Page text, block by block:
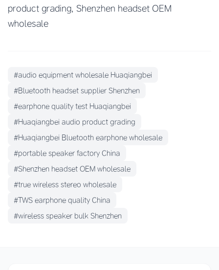
product grading, Shenzhen headset OEM
wholesale
#audio equipment wholesale Huaqiangbei
#Bluetooth headset supplier Shenzhen
#earphone quality test Huaqiangbei
#Huaqiangbei audio product grading
#Huaqiangbei Bluetooth earphone wholesale
#portable speaker factory China
#Shenzhen headset OEM wholesale
#true wireless stereo wholesale
#TWS earphone quality China
#wireless speaker bulk Shenzhen